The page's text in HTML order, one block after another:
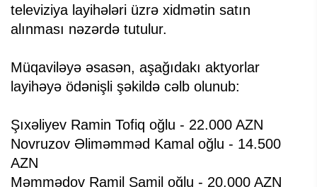
televiziya layihələri üzrə xidmətin satın
alınması nəzərdə tutulur.
Müqaviləyə əsasən, aşağıdakı aktyorlar
layihəyə ödənişli şəkildə cəlb olunub:
Şıxəliyev Ramin Tofiq oğlu - 22.000 AZN
Novruzov Əliməmməd Kamal oğlu - 14.500
AZN
Məmmədov Ramil Şamil oğlu - 20.000 AZN